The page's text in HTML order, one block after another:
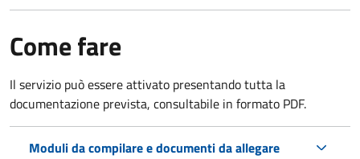
Come fare
Il servizio può essere attivato presentando tutta la
documentazione prevista, consultabile in formato PDF.
Moduli da compilare e documenti da allegare